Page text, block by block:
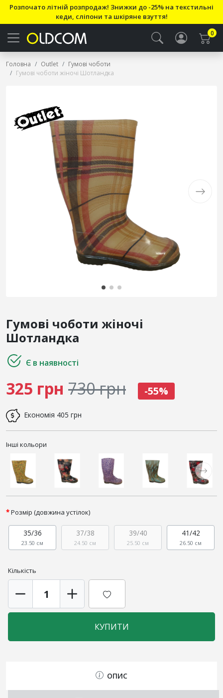
Розпочато літній розпродаж! Знижки до -25% на текстильні
кеди, сліпони та шкіряне взуття!
0
Головна Outlet
Гумові чоботи
Гумові чоботи жіночі Шотландка
Гумові чоботи жіночі
Шотландка
Є в наявності
325 грн 730 грн -55%
Економія 405 грн
Інші кольори
Розмір (довжина устілок)
35/36
23.50 см
37/38
24.50 см
39/40
25.50 см
41/42
26.50 см
Кількість
КУПИТИ
ОПИС